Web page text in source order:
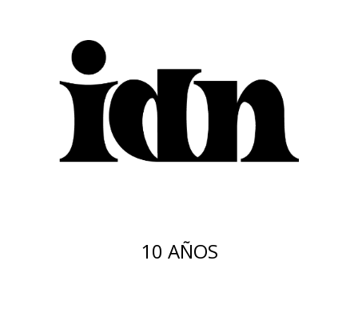
10 AÑOS